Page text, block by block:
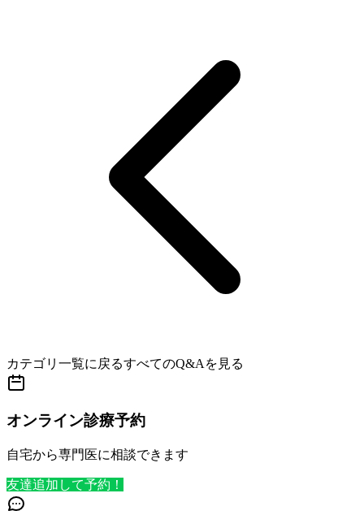
カテゴリ一覧に戻るすべてのQ&Aを見る
オンライン診療予約
自宅から専門医に相談できます
友達追加して予約！